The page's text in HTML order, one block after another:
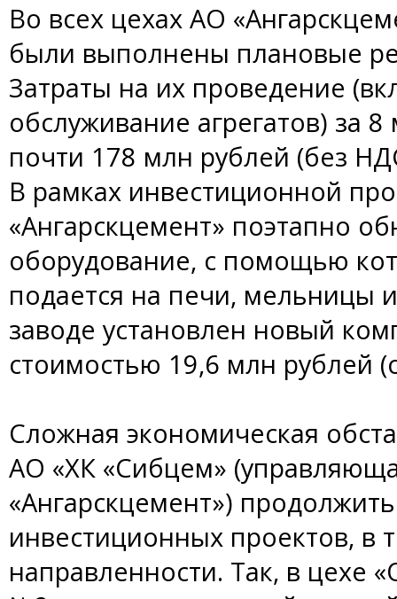
Во всех цехах АО
были выполнены плановые
Затраты на их проведение
обслуживание агрегатов) за
почти 178 млн рублей (без
В рамках инвестиционной
«Ангарскцемент» поэтапно
оборудование, с помощью
подается на печи, мельницы
заводе установлен новый
стоимостью 19,6 млн рублей
Сложная экономическая
АО «ХК «Сибцем»
«Ангарскцемент»)
инвестиционных проектов, в
направленности. Так, в